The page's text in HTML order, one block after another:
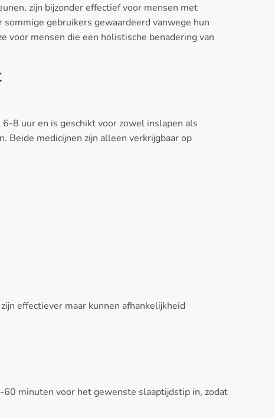
zijn bijzonder effectief voor mensen met
gebruikers gewaardeerd vanwege hun
voor mensen die een holistische benadering van
8 uur en is geschikt voor zowel inslapen als
medicijnen zijn alleen verkrijgbaar op
effectiever maar kunnen afhankelijkheid
minuten voor het gewenste slaaptijdstip in, zodat